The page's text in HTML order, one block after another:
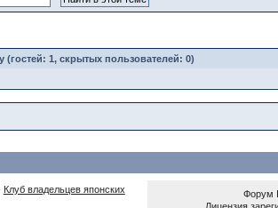
(гостей: 1, скрытых пользователей: 0)
Клуб владельцев японских
Форум